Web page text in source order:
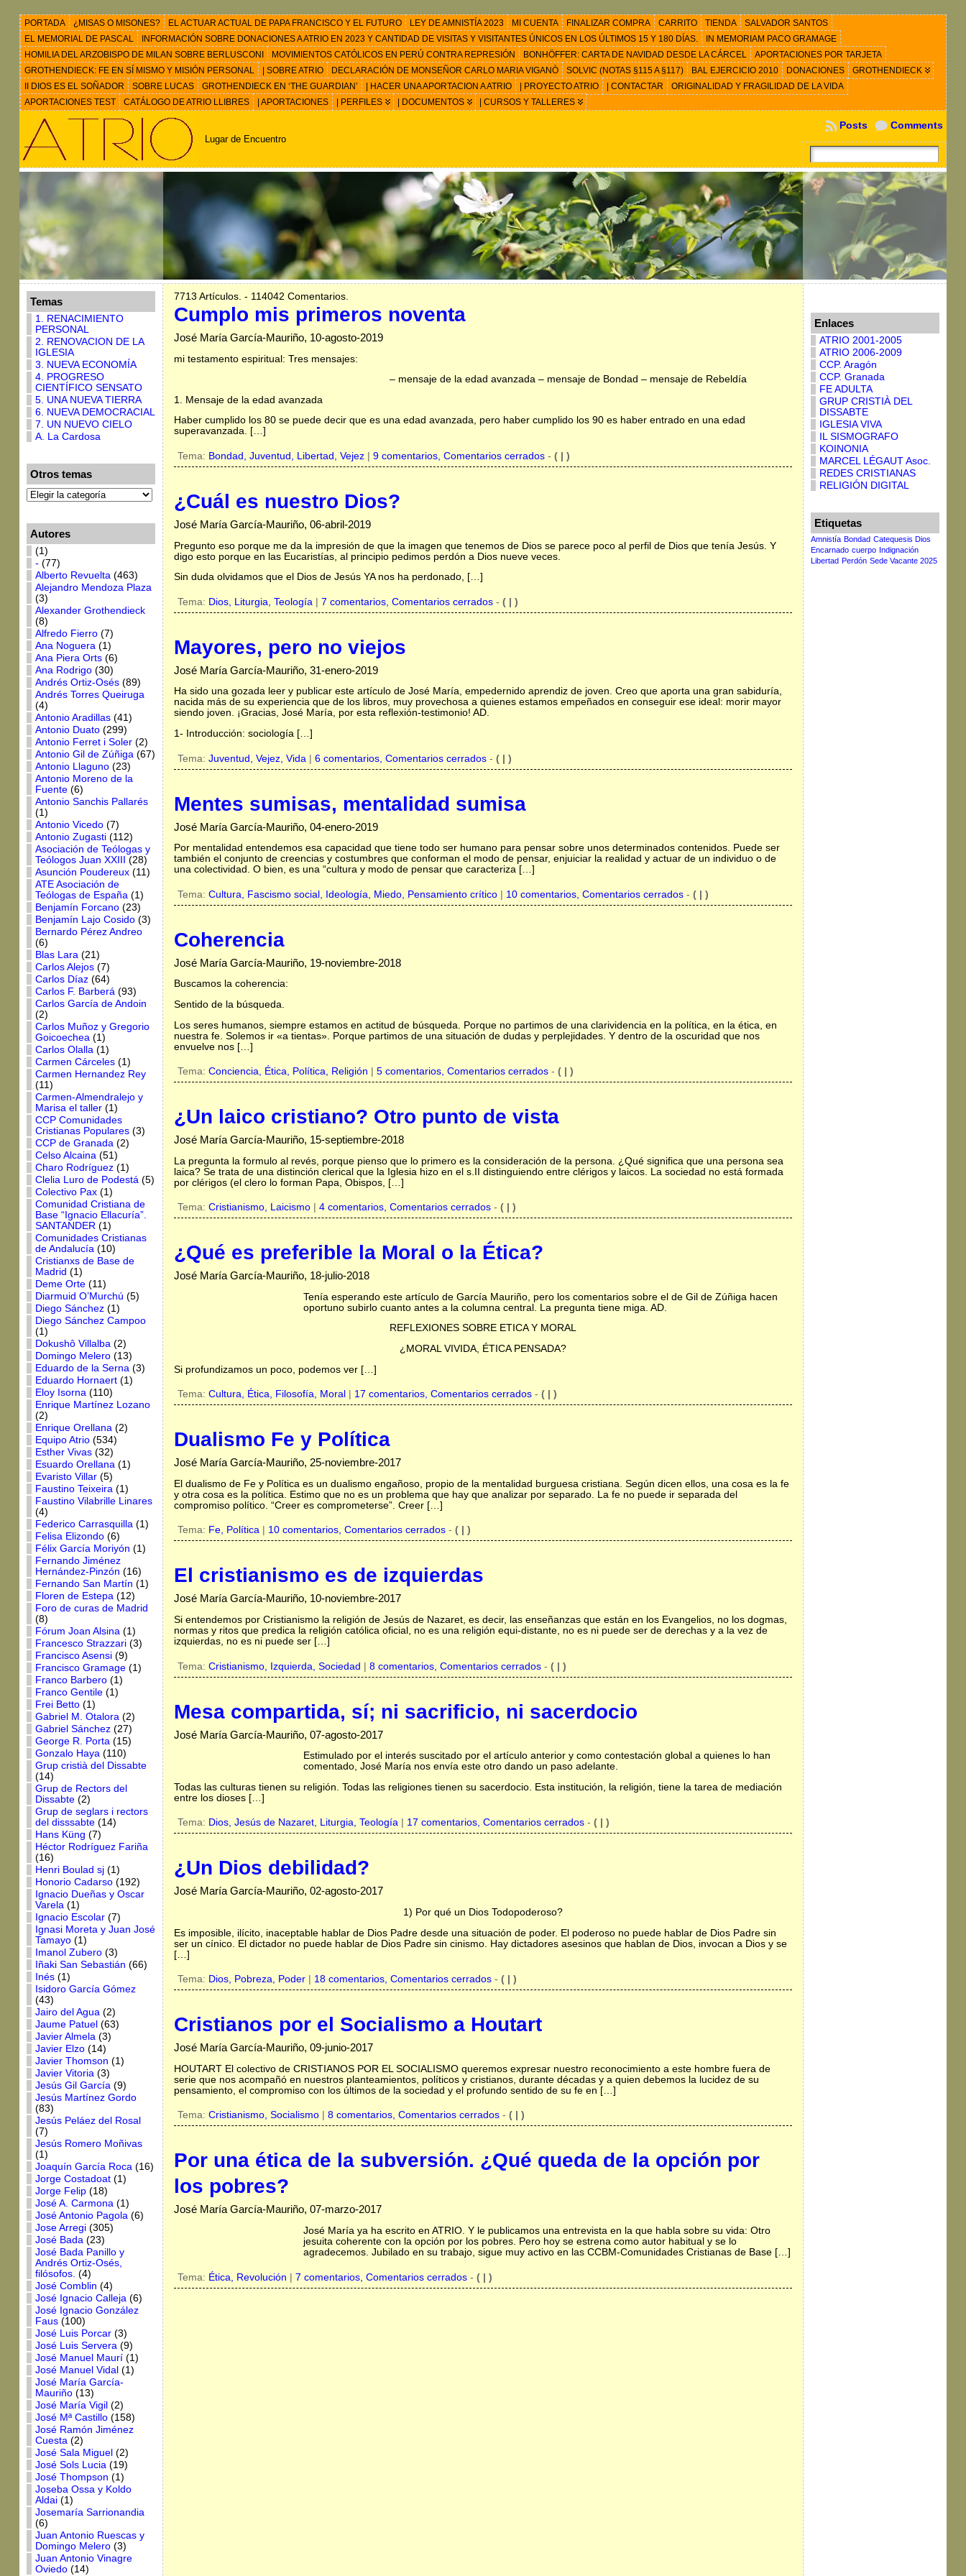
PORTADA ¿MISAS O MISONES? EL ACTUAR ACTUAL DE PAPA FRANCISCO Y EL FUTURO LEY DE AMNISTÍA 2023 MI CUENTA FINALIZAR COMPRA CARRITO TIENDA
SALVADOR SANTOS
EL MEMORIAL DE PASCAL
INFORMACIÓN SOBRE DONACIONES A ATRIO EN 2023 Y CANTIDAD DE VISITAS Y VISITANTES ÚNICOS EN LOS ÚLTIMOS 15 Y 180 DÍAS.
IN MEMORIAM PACO GRAMAGE
HOMILIA DEL ARZOBISPO DE MILAN SOBRE BERLUSCONI
MOVIMIENTOS CATÓLICOS EN PERÚ CONTRA REPRESIÓN BONHÖFFER: CARTA DE NAVIDAD DESDE LA CÁRCEL
APORTACIONES POR TARJETA
GROTHENDIECK: FE EN SÍ MISMO Y MISIÓN PERSONAL
| SOBRE ATRIO DECLARACIÓN DE MONSEÑOR CARLO MARIA VIGANÒ SOLVIC (NOTAS §115 A §117) BAL EJERCICIO 2010 DONACIONES
GROTHENDIECK
II DIOS ES EL SOÑADOR
SOBRE LUCAS GROTHENDIECK EN ‘THE GUARDIAN’ | HACER UNA APORTACION A ATRIO | PROYECTO ATRIO | CONTACTAR
ORIGINALIDAD Y FRAGILIDAD DE LA VIDA
APORTACIONES TEST
CATÁLOGO DE ATRIO LLIBRES | APORTACIONES | PERFILES | DOCUMENTOS | CURSOS Y TALLERES
Lugar de Encuentro
Comments
Posts
Temas
1. RENACIMIENTO
PERSONAL
2. RENOVACION DE LA
IGLESIA
3. NUEVA ECONOMÍA
4. PROGRESO
CIENTÍFICO SENSATO
5. UNA NUEVA TIERRA
6. NUEVA DEMOCRACIAL
7. UN NUEVO CIELO
A. La Cardosa
Otros temas
Autores
(1)
- (77)
Alberto Revuelta(463)
Alejandro Mendoza Plaza
(3)
Alexander Grothendieck
(8)
Alfredo Fierro(7)
Ana Noguera(1)
Ana Piera Orts(6)
Ana Rodrigo(30)
Andrés Ortiz-Osés(89)
Andrés Torres Queiruga
(4)
Antonio Aradillas(41)
Antonio Duato(299)
Antonio Ferret i Soler(2)
Antonio Gil de Zúñiga(67)
Antonio Llaguno(23)
Antonio Moreno de la
Fuente(6)
Antonio Sanchis Pallarés
(1)
Antonio Vicedo(7)
Antonio Zugasti(112)
Asociación de Teólogas y
Teólogos Juan XXIII
(28)
Asunción Poudereux(11)
ATE Asociación de
Teólogas de España(1)
Benjamín Forcano(23)
Benjamín Lajo Cosido(3)
Bernardo Pérez Andreo
(6)
Blas Lara(21)
Carlos Alejos(7)
Carlos Díaz(64)
Carlos F. Barberá(93)
Carlos García de Andoin
(2)
Carlos Muñoz y Gregorio
Goicoechea(1)
Carlos Olalla(1)
Carmen Cárceles(1)
Carmen Hernandez Rey
(11)
Carmen-Almendralejo y
Marisa el taller(1)
CCP Comunidades
Cristianas Populares(3)
CCP de Granada(2)
Celso Alcaina(51)
Charo Rodríguez(1)
Clelia Luro de Podestá(5)
Colectivo Pax(1)
Comunidad Cristiana de
Base “Ignacio Ellacuría”.
SANTANDER(1)
Comunidades Cristianas
de Andalucía(10)
Cristianxs de Base de
Madrid (1)
Deme Orte(11)
Diarmuid O’Murchú (5)
Diego Sánchez(1)
Diego Sánchez Campoo
(1)
Dokushô Villalba(2)
Domingo Melero(13)
Eduardo de la Serna(3)
Eduardo Hornaert(1)
Eloy Isorna(110)
Enrique Martínez Lozano
(2)
Enrique Orellana(2)
Equipo Atrio(534)
Esther Vivas(32)
Esuardo Orellana(1)
Evaristo Villar(5)
Faustino Teixeira(1)
Faustino Vilabrille Linares
(4)
Federico Carrasquilla(1)
Felisa Elizondo(6)
Félix García Moriyón (1)
Fernando Jiménez
Hernández-Pinzón (16)
Fernando San Martín (1)
Floren de Estepa(12)
Foro de curas de Madrid
(8)
Fórum Joan Alsina(1)
Francesco Strazzari(3)
Francisco Asensi(9)
Francisco Gramage(1)
Franco Barbero(1)
Franco Gentile(1)
Frei Betto(1)
Gabriel M. Otalora(2)
Gabriel Sánchez(27)
George R. Porta(15)
Gonzalo Haya(110)
Grup cristià del Dissabte
(14)
Grup de Rectors del
Dissabte(2)
Grup de seglars i rectors
del disssabte(14)
Hans Küng (7)
Héctor Rodríguez Fariña
(16)
Henri Boulad sj(1)
Honorio Cadarso(192)
Ignacio Dueñas y Oscar
Varela(1)
Ignacio Escolar(7)
Ignasi Moreta y Juan José
Tamayo(1)
Imanol Zubero(3)
Iñaki San Sebastián (66)
Inés(1)
Isidoro García Gómez
(43)
Jairo del Agua(2)
Jaume Patuel (63)
Javier Almela(3)
Javier Elzo(14)
Javier Thomson (1)
Javier Vitoria(3)
Jesús Gil García(9)
Jesús Martínez Gordo
(83)
Jesús Peláez del Rosal
(7)
Jesús Romero Moñivas
(1)
Joaquín García Roca(16)
Jorge Costadoat(1)
Jorge Felip(18)
José A. Carmona(1)
José Antonio Pagola(6)
Jose Arregi(305)
José Bada(23)
José Bada Panillo y
Andrés Ortiz-Osés,
filósofos. (4)
José Comblin (4)
José Ignacio Calleja(6)
José Ignacio González
Faus(100)
José Luis Porcar(3)
José Luis Servera(9)
José Manuel Maurí(1)
José Manuel Vidal (1)
José María García-
Mauriño(13)
José María Vigil (2)
José Mª Castillo(158)
José Ramón Jiménez
Cuesta(2)
José Sala Miguel (2)
José Sols Lucia(19)
José Thompson (1)
Joseba Ossa y Koldo
Aldai(1)
Josemaría Sarrionandia
(6)
Juan Antonio Ruescas y
Domingo Melero(3)
Juan Antonio Vinagre
Oviedo(14)
7713 Artículos. - 114042 Comentarios.
Cumplo mis primeros noventa
José María García-Mauriño, 10-agosto-2019
mi testamento espiritual: Tres mensajes:
– mensaje de la edad avanzada – mensaje de Bondad – mensaje de Rebeldía
1. Mensaje de la edad avanzada
Haber cumplido los 80 se puede decir que es una edad avanzada, pero haber cumplido los 90 es haber entrado en una edad
superavanzada. […]
Tema: Bondad, Juventud, Libertad, Vejez| 9 comentarios, Comentarios cerrados- ( | )
¿Cuál es nuestro Dios?
José María García-Mauriño, 06-abril-2019
Pregunto eso porque me da la impresión de que la imagen que tenemos de Dios se parece poco al perfil de Dios que tenía Jesús. Y
digo esto porque en las Eucaristías, al principio pedimos perdón a Dios nueve veces.
Sin duda olvidamos que el Dios de Jesús YA nos ha perdonado, […]
Tema: Dios, Liturgia, Teología 7 comentarios, Comentarios cerrados- ( | )
Mayores, pero no viejos
José María García-Mauriño, 31-enero-2019
Ha sido una gozada leer y publicar este artículo de José María, empedernido aprendiz de joven. Creo que aporta una gran sabiduría,
nacida más de su experiencia que de los libros, muy provechosa a quienes estamos empeñados en conseguir ese ideal: morir mayor
siendo joven. ¡Gracias, José María, por esta reflexión-testimonio! AD.
1- Introducción: sociología […]
Tema: Juventud, Vejez, Vida | 6 comentarios, Comentarios cerrados- ( | )
Mentes sumisas, mentalidad sumisa
José María García-Mauriño, 04-enero-2019
Por mentalidad entendemos esa capacidad que tiene todo ser humano para pensar sobre unos determinados contenidos. Puede ser
también el conjunto de creencias y costumbres que conforman el modo de pensar, enjuiciar la realidad y actuar de un individuo o de
una colectividad. O bien, es una “cultura y modo de pensar que caracteriza […]
Tema: Cultura, Fascismo social, Ideología, Miedo, Pensamiento crítico| 10 comentarios, Comentarios cerrados- ( | )
Coherencia
José María García-Mauriño, 19-noviembre-2018
Buscamos la coherencia:
Sentido de la búsqueda.
Los seres humanos, siempre estamos en actitud de búsqueda. Porque no partimos de una clarividencia en la política, en la ética, en
nuestra fe. Solemos ir «a tientas». Porque partimos de una situación de dudas y perplejidades. Y dentro de la oscuridad que nos
envuelve nos […]
Tema: Conciencia, Ética, Política, Religión 5 comentarios, Comentarios cerrados- ( | )
¿Un laico cristiano? Otro punto de vista
José María García-Mauriño, 15-septiembre-2018
La pregunta la formulo al revés, porque pienso que lo primero es la consideración de la persona. ¿Qué significa que una persona sea
laica? Se trata de una distinción clerical que la Iglesia hizo en el s.II distinguiendo entre clérigos y laicos. La sociedad no está formada
por clérigos (el clero lo forman Papa, Obispos, […]
Tema: Cristianismo, Laicismo| 4 comentarios, Comentarios cerrados- ( | )
¿Qué es preferible la Moral o la Ética?
José María García-Mauriño, 18-julio-2018
Tenía esperando este artículo de García Mauriño, pero los comentarios sobre el de Gil de Zúñiga hacen
oportuno subirlo cuanto antes a la columna central. La pregunta tiene miga. AD.
REFLEXIONES SOBRE ETICA Y MORAL
¿MORAL VIVIDA, ÉTICA PENSADA?
Si profundizamos un poco, podemos ver […]
Tema: Cultura, Ética, Filosofía, Moral 17 comentarios, Comentarios cerrados- ( | )
Dualismo Fe y Política
José María García-Mauriño, 25-noviembre-2017
El dualismo de Fe y Política es un dualismo engañoso, propio de la mentalidad burguesa cristiana. Según dicen ellos, una cosa es la fe
y otra cosa es la política. Estimo que no es un problema que hay que analizar por separado. La fe no puede ir separada del
compromiso político. “Creer es comprometerse”. Creer […]
Tema: Fe, Política| 10 comentarios, Comentarios cerrados- ( | )
El cristianismo es de izquierdas
José María García-Mauriño, 10-noviembre-2017
Si entendemos por Cristianismo la religión de Jesús de Nazaret, es decir, las enseñanzas que están en los Evangelios, no los dogmas,
normas y ritos que predica la religión católica oficial, no es una religión equi-distante, no es ni puede ser de derechas y a la vez de
izquierdas, no es ni puede ser […]
Tema: Cristianismo, Izquierda, Sociedad | 8 comentarios, Comentarios cerrados- ( | )
Mesa compartida, sí; ni sacrificio, ni sacerdocio
José María García-Mauriño, 07-agosto-2017
Estimulado por el interés suscitado por el artículo anterior y como contestación global a quienes lo han
comentado, José María nos envía este otro dando un paso adelante.
Todas las culturas tienen su religión. Todas las religiones tienen su sacerdocio. Esta institución, la religión, tiene la tarea de mediación
entre los dioses […]
Tema: Dios, Jesús de Nazaret, Liturgia, Teología| 17 comentarios, Comentarios cerrados- ( | )
¿Un Dios debilidad?
José María García-Mauriño, 02-agosto-2017
1) Por qué un Dios Todopoderoso?
Es imposible, ilícito, inaceptable hablar de Dios Padre desde una situación de poder. El poderoso no puede hablar de Dios Padre sin
ser un cínico. El dictador no puede hablar de Dios Padre sin cinismo. Hay dictadores asesinos que hablan de Dios, invocan a Dios y se
[…]
Tema: Dios, Pobreza, Poder| 18 comentarios, Comentarios cerrados- ( | )
Cristianos por el Socialismo a Houtart
José María García-Mauriño, 09-junio-2017
HOUTART El colectivo de CRISTIANOS POR EL SOCIALISMO queremos expresar nuestro reconocimiento a este hombre fuera de
serie que nos acompañó en nuestros planteamientos, políticos y cristianos, durante décadas y a quien debemos la lucidez de su
pensamiento, el compromiso con los últimos de la sociedad y el profundo sentido de su fe en […]
Tema: Cristianismo, Socialismo| 8 comentarios, Comentarios cerrados- ( | )
Por una ética de la subversión. ¿Qué queda de la opción por
los pobres?
José María García-Mauriño, 07-marzo-2017
José María ya ha escrito en ATRIO. Y le publicamos una entrevista en la que habla sobre su vida: Otro
jesuita coherente con la opción por los pobres. Pero hoy se estrena como autor habitual y se lo
agradecemos. Jubilado en su trabajo, sigue muy activo en las CCBM-Comunidades Cristianas de Base […]
Tema: Ética, Revolución | 7 comentarios, Comentarios cerrados- ( | )
Enlaces
ATRIO 2001-2005
ATRIO 2006-2009
CCP. Aragón
CCP. Granada
FE ADULTA
GRUP CRISTIÀ DEL
DISSABTE
IGLESIA VIVA
IL SISMOGRAFO
KOINONIA
MARCEL LÉGAUT Asoc.
REDES CRISTIANAS
RELIGIÓN DIGITAL
Etiquetas
Amnistía Bondad Catequesis Dios
Encarnado cuerpo Indignación
Libertad Perdón Sede Vacante 2025